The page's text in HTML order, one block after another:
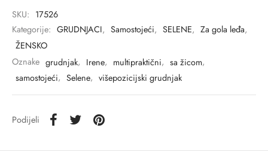
SKU: 17526
Kategorije: GRUDNJACI, Samostojeći, SELENE, Za gola leđa,
ŽENSKO
Oznake grudnjak, Irene, multipraktični, sa žicom,
samostojeći, Selene, višepozicijski grudnjak
Podijeli